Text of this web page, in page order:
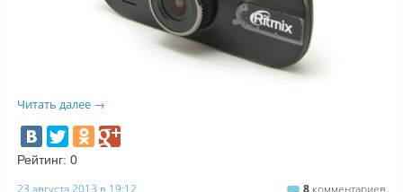
Читать далее →
Рейтинг: 0
23 августа 2013 в 19:12 8 комментариев